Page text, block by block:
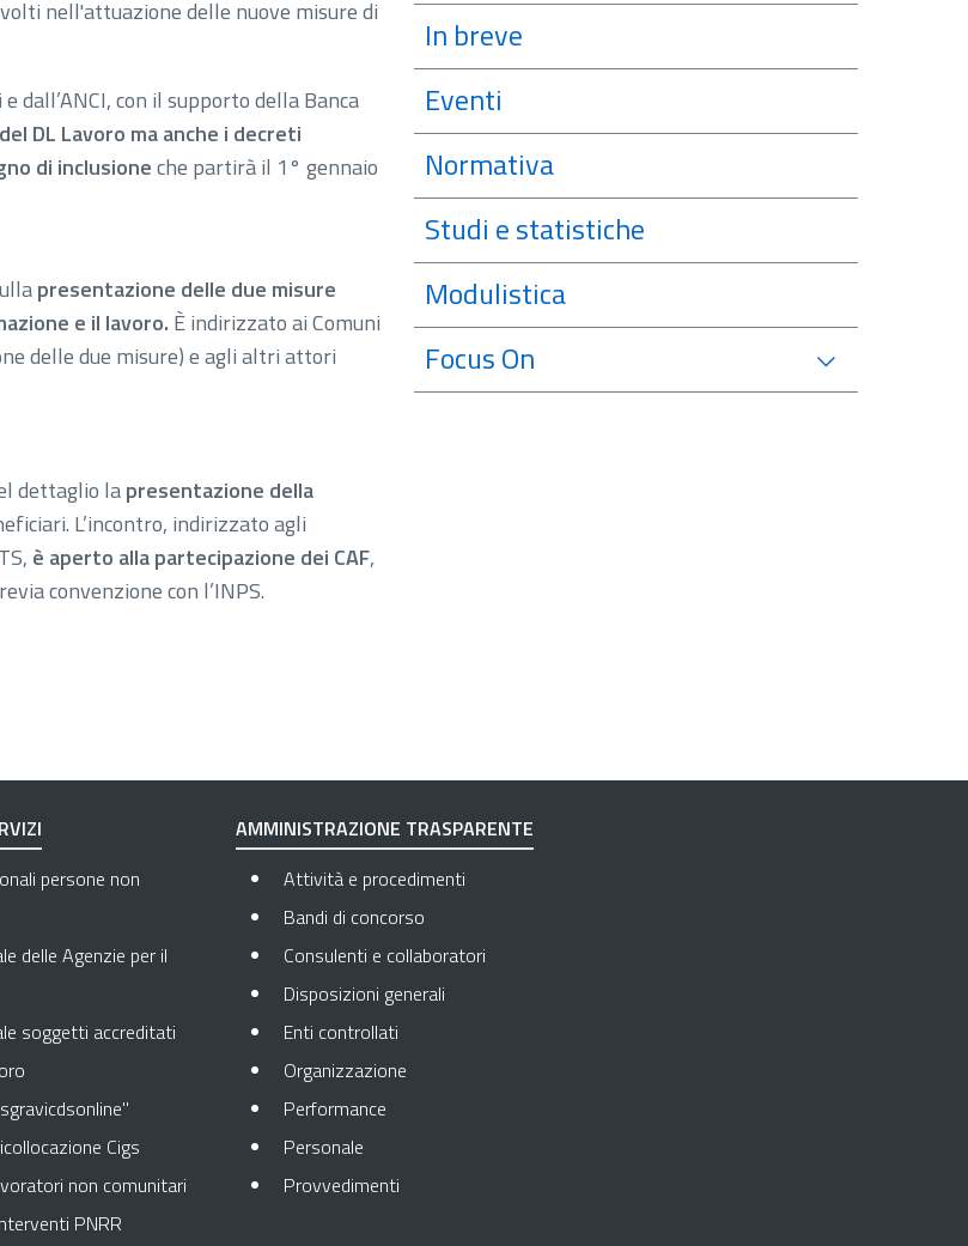
nell'attuazione delle nuove misure di
dall’ANCI, con il supporto della Banca
DL Lavoro ma anche i decreti
di inclusioneche partirà il 1° gennaio
presentazione delle due misure
e il lavoro. È indirizzato ai Comuni
delle due misure) e agli altri attori
dettaglio lapresentazione della
L’incontro, indirizzato agli
è aperto alla partecipazione dei CAF,
convenzione con l’INPS.
In breve
Eventi
Normativa
Studi e statistiche
Modulistica
Focus On
persone non
delle Agenzie per il
soggetti accreditati
Cigs
non comunitari
PNRR
AMMINISTRAZIONE TRASPARENTE
Attività e procedimenti
Bandi di concorso
Consulenti e collaboratori
Disposizioni generali
Enti controllati
Organizzazione
Performance
Personale
Provvedimenti